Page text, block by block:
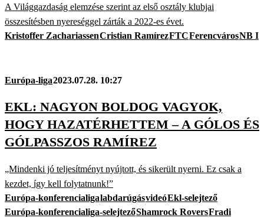
A Világgazdaság elemzése szerint az első osztály klubjai
összesítésben nyereséggel zárták a 2022-es évet.
Kristoffer ZachariassenCristian RamírezFTCFerencvárosNB I
Európa-liga2023.07.28. 10:27
EKL: NAGYON BOLDOG VAGYOK,
HOGY HAZATÉRHETTEM – A GÓLOS ÉS
GÓLPASSZOS RAMÍREZ
„Mindenki jó teljesítményt nyújtott, és sikerült nyerni. Ez csak a
kezdet, így kell folytatnunk!”
Európa-konferencialigalabdarúgásvideóEkl-selejtező
Európa-konferencialiga-selejtezőShamrock RoversFradi